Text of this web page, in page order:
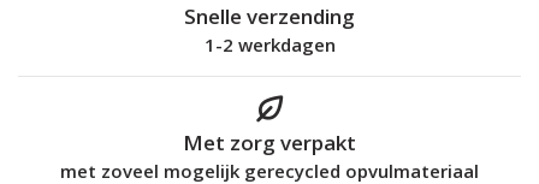
Snelle verzending
1-2 werkdagen
Met zorg verpakt
met zoveel mogelijk gerecycled opvulmateriaal